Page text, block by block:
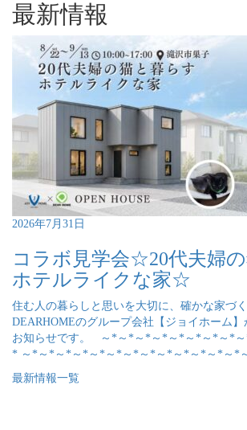
最新情報
2026年7月31日
コラボ見学会☆20代夫婦
ホテルライクな家☆
住む人の暮らしと思いを大切に、確かな家づ
DEARHOMEのグループ会社【ジョイホーム
お知らせです。 ～*～*～*～*～*～*～*～*
* ～*～*～*～*～*～*～*～*～*～*～*～*
最新情報一覧